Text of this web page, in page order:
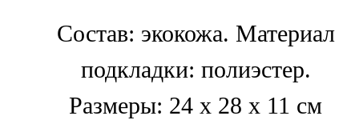
Состав: экокожа. Материал
подкладки: полиэстер.
Размеры: 24 x 28 x 11 см